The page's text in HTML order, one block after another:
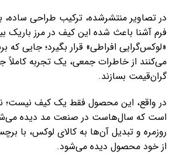
در تصاویر منتشرشده، ترکیب طراحی ساده،
فرم آشنا باعث شده این کیف در مرز باریک
«لوکس‌گرایی افراطی» قرار بگیرد؛ جایی که
می‌کنند از خاطرات جمعی، یک تجربه کاملاً
گران‌قیمت بسازند.
در واقع، این محصول فقط یک کیف نیست؛
است که سال‌هاست در صنعت مد دیده
روزمره و تبدیل آن‌ها به کالای لوکس، با
از خود محصول دیده می‌شود.